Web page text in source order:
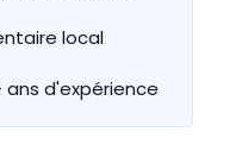
local
ans d'expérience